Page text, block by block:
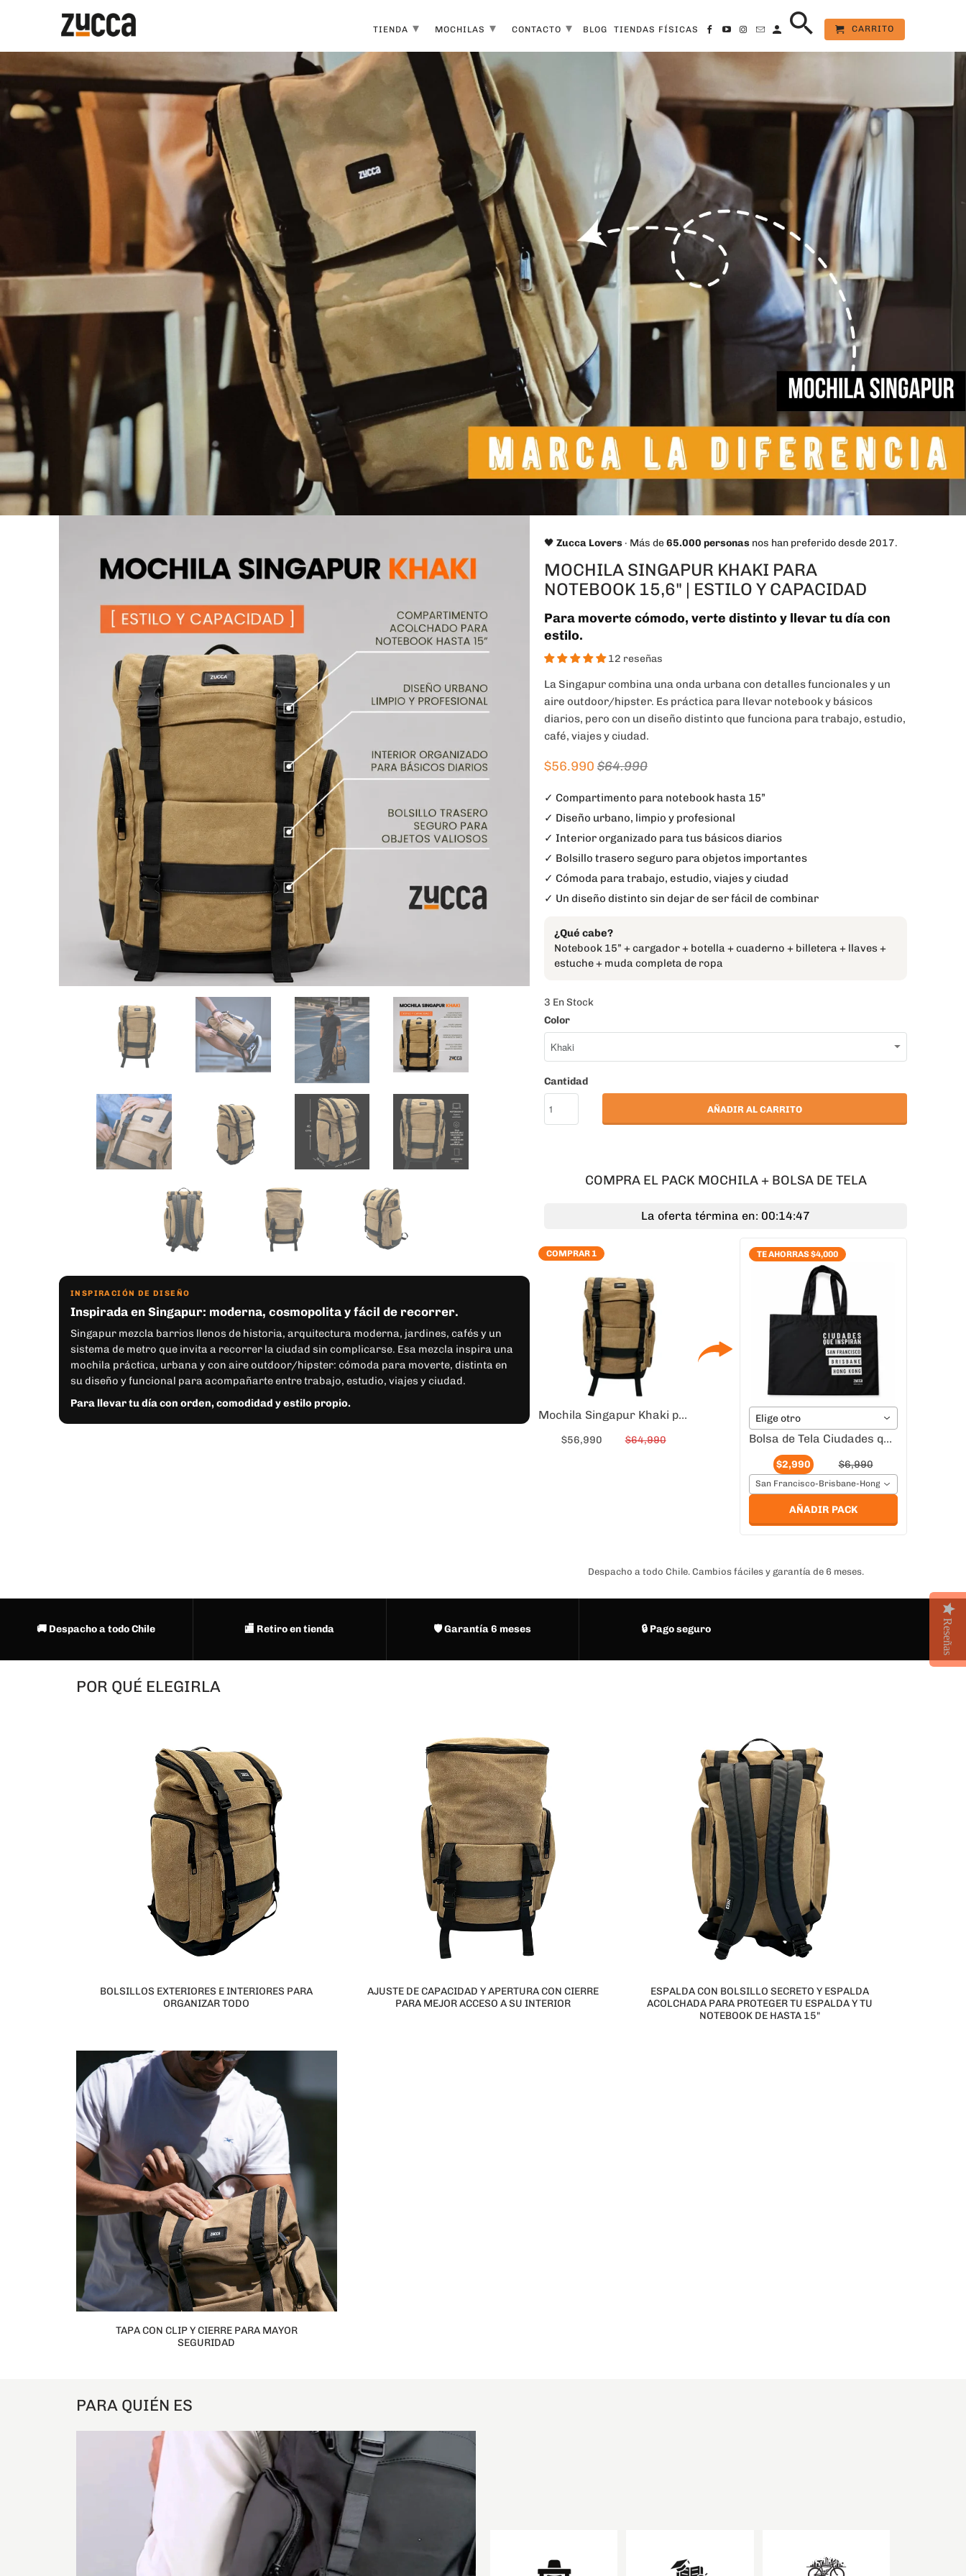
TIENDA ▾ MOCHILAS ▾ CONTACTO ▾ BLOG TIENDAS FÍSICAS CARRITO
INSPIRACIÓN DE DISEÑO
Inspirada en Singapur: moderna, cosmopolita y fácil de recorrer.
Singapur mezcla barrios llenos de historia, arquitectura moderna, jardines, cafés y un
sistema de metro que invita a recorrer la ciudad sin complicarse. Esa mezcla inspira una
mochila práctica, urbana y con aire outdoor/hipster: cómoda para moverte, distinta en
su diseño y funcional para acompañarte entre trabajo, estudio, viajes y ciudad.
Para llevar tu día con orden, comodidad y estilo propio.
🖤 Zucca Lovers · Más de65.000 personas nos han preferido desde 2017.
MOCHILA SINGAPUR KHAKI PARA
NOTEBOOK 15,6" | ESTILO Y CAPACIDAD
Para moverte cómodo, verte distinto y llevar tu día con
estilo.
12 reseñas
La Singapur combina una onda urbana con detalles funcionales y un
aire outdoor/hipster. Es práctica para llevar notebook y básicos
diarios, pero con un diseño distinto que funciona para trabajo, estudio,
café, viajes y ciudad.
$56.990 $64.990
✓ Compartimento para notebook hasta 15”
✓ Diseño urbano, limpio y profesional
✓ Interior organizado para tus básicos diarios
✓ Bolsillo trasero seguro para objetos importantes
✓ Cómoda para trabajo, estudio, viajes y ciudad
✓ Un diseño distinto sin dejar de ser fácil de combinar
¿Qué cabe?
Notebook 15” + cargador + botella + cuaderno + billetera + llaves +
estuche + muda completa de ropa
3 En Stock
Color
Cantidad
AÑADIR AL CARRITO
COMPRA EL PACK MOCHILA + BOLSA DE TELA
La oferta términa en: 00:14:46
COMPRAR 1
Mochila Singapur Khaki para Notebook 15,6" | Estilo y Capacidad
$56,990 $64,990
TE AHORRAS $4,000
Elige otro
Bolsa de Tela Ciudades que Inspiran Hong Kong
$2,990 $6,990
San Francisco-Brisbane-Hong Kong
AÑADIR PACK
Despacho a todo Chile. Cambios fáciles y garantía de 6 meses.
🚚 Despacho a todo Chile 🏬 Retiro en tienda 🛡️ Garantía 6 meses 🔒 Pago seguro
POR QUÉ ELEGIRLA
BOLSILLOS EXTERIORES E INTERIORES PARA
ORGANIZAR TODO
AJUSTE DE CAPACIDAD Y APERTURA CON CIERRE
PARA MEJOR ACCESO A SU INTERIOR
ESPALDA CON BOLSILLO SECRETO Y ESPALDA
ACOLCHADA PARA PROTEGER TU ESPALDA Y TU
NOTEBOOK DE HASTA 15"
TAPA CON CLIP Y CIERRE PARA MAYOR
SEGURIDAD
PARA QUIÉN ES
Reseñas